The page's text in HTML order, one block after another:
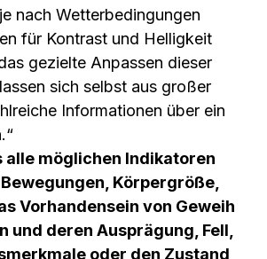
nach Wetterbedingungen
für Kontrast und Helligkeit
gezielte Anpassen dieser
sich selbst aus großer
Informationen über ein
alle möglichen Indikatoren
Körpergröße,
Vorhandensein von Geweih
und deren Ausprägung, Fell,
oder den Zustand